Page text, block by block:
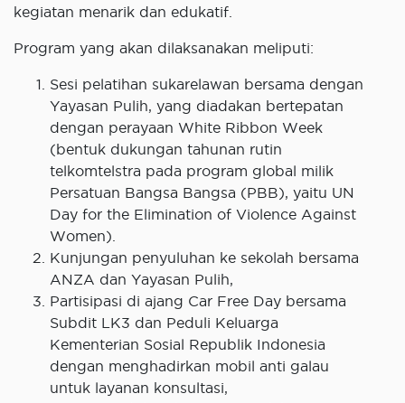
kegiatan menarik dan edukatif.
Program yang akan dilaksanakan meliputi:
Sesi pelatihan sukarelawan bersama dengan
Yayasan Pulih, yang diadakan bertepatan
dengan perayaan White Ribbon Week
(bentuk dukungan tahunan rutin
telkomtelstra pada program global milik
Persatuan Bangsa Bangsa (PBB), yaitu UN
Day for the Elimination of Violence Against
Women).
Kunjungan penyuluhan ke sekolah bersama
ANZA dan Yayasan Pulih,
Partisipasi di ajang Car Free Day bersama
Subdit LK3 dan Peduli Keluarga
Kementerian Sosial Republik Indonesia
dengan menghadirkan mobil anti galau
untuk layanan konsultasi,